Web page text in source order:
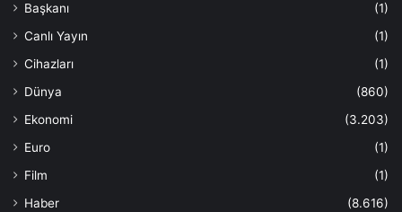
Başkanı
(1)
Canlı Yayın
(1)
Cihazları
(1)
Dünya
(860)
Ekonomi
(3.203)
Euro
(1)
Film
(1)
Haber
(8.616)